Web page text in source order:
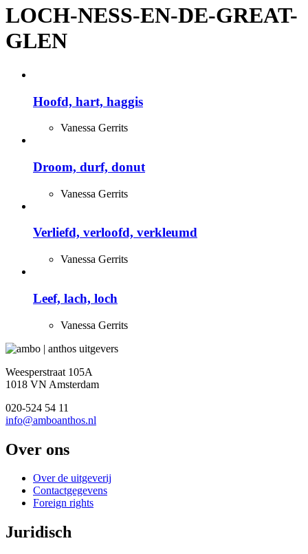
LOCH-NESS-EN-DE-GREAT-
GLEN
Hoofd, hart, haggis
Vanessa Gerrits
Droom, durf, donut
Vanessa Gerrits
Verliefd, verloofd, verkleumd
Vanessa Gerrits
Leef, lach, loch
Vanessa Gerrits
Weesperstraat 105A
1018 VN Amsterdam
020-524 54 11
info@amboanthos.nl
Over ons
Over de uitgeverij
Contactgegevens
Foreign rights
Juridisch